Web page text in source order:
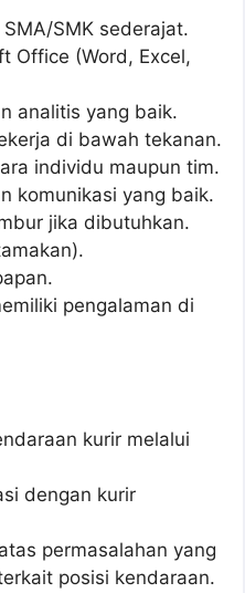
SMK sederajat.
Office (Word, Excel,
analitis yang baik.
di bawah tekanan.
individu maupun tim.
komunikasi yang baik.
jika dibutuhkan.
pengalaman di
kurir melalui
dengan kurir
permasalahan yang
posisi kendaraan.